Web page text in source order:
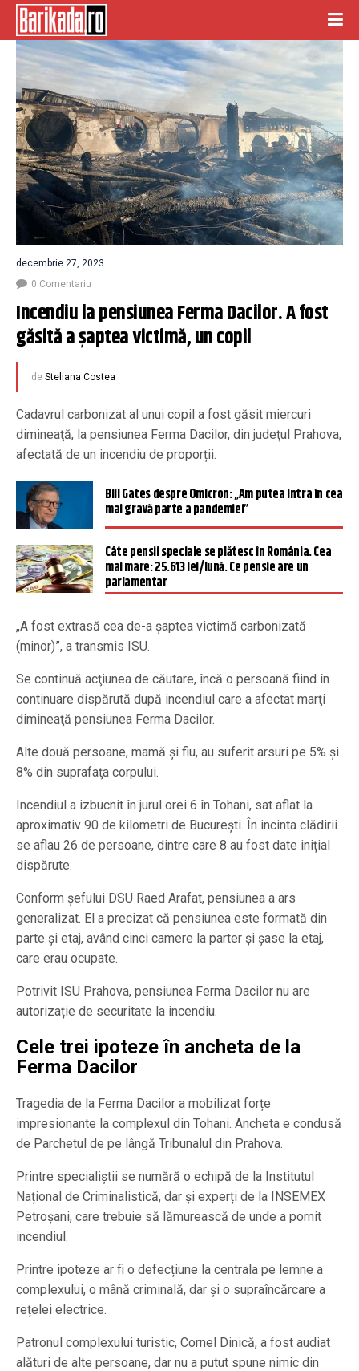
decembrie 27, 2023
0 Comentariu
Incendiu la pensiunea Ferma Dacilor. A fost
găsită a şaptea victimă, un copil
de Steliana Costea
Cadavrul carbonizat al unui copil a fost găsit miercuri
dimineaţă, la pensiunea Ferma Dacilor, din judeţul Prahova,
afectată de un incendiu de proporții.
Bill Gates despre Omicron: „Am putea intra în cea
mai gravă parte a pandemiei”
Câte pensii speciale se plătesc în România. Cea
mai mare: 25.613 lei/lună. Ce pensie are un
parlamentar
„A fost extrasă cea de-a şaptea victimă carbonizată
(minor)”, a transmis ISU.
Se continuă acţiunea de căutare, încă o persoană fiind în
continuare dispărută după incendiul care a afectat marţi
dimineaţă pensiunea Ferma Dacilor.
Alte două persoane, mamă şi fiu, au suferit arsuri pe 5% şi
8% din suprafaţa corpului.
Incendiul a izbucnit în jurul orei 6 în Tohani, sat aflat la
aproximativ 90 de kilometri de București. În incinta clădirii
se aflau 26 de persoane, dintre care 8 au fost date inițial
dispărute.
Conform şefului DSU Raed Arafat, pensiunea a ars
generalizat. El a precizat că pensiunea este formată din
parte şi etaj, având cinci camere la parter şi şase la etaj,
care erau ocupate.
Potrivit ISU Prahova, pensiunea Ferma Dacilor nu are
autorizație de securitate la incendiu.
Cele trei ipoteze în ancheta de la
Ferma Dacilor
Tragedia de la Ferma Dacilor a mobilizat forțe
impresionante la complexul din Tohani. Ancheta e condusă
de Parchetul de pe lângă Tribunalul din Prahova.
Printre specialiștii se numără o echipă de la Institutul
Național de Criminalistică, dar și experți de la INSEMEX
Petroșani, care trebuie să lămurească de unde a pornit
incendiul.
Printre ipoteze ar fi o defecțiune la centrala pe lemne a
complexului, o mână criminală, dar și o supraîncărcare a
rețelei electrice.
Patronul complexului turistic, Cornel Dinică, a fost audiat
alături de alte persoane, dar nu a putut spune nimic din